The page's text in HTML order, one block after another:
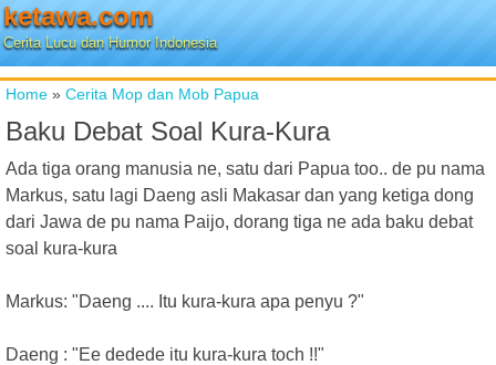
ketawa.com
Cerita Lucu dan Humor Indonesia
Home » Cerita Mop dan Mob Papua
Baku Debat Soal Kura-Kura
Ada tiga orang manusia ne, satu dari Papua too.. de pu nama
Markus, satu lagi Daeng asli Makasar dan yang ketiga dong
dari Jawa de pu nama Paijo, dorang tiga ne ada baku debat
soal kura-kura
Markus: "Daeng .... Itu kura-kura apa penyu ?"
Daeng : "Ee dedede itu kura-kura toch !!"